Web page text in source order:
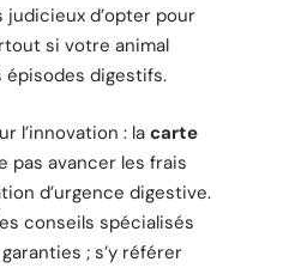
d’opter pour
si votre animal
digestifs.
l’innovation : la carte
pas avancer les frais
d’urgence digestive.
conseils spécialisés
; s’y référer